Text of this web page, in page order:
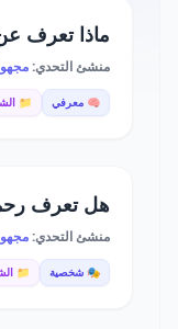
ماذا تعرف
منشئ التحدي:
🧠 معرفي 📁
هل تعرف
منشئ التحدي:
🎭 شخصية 📁